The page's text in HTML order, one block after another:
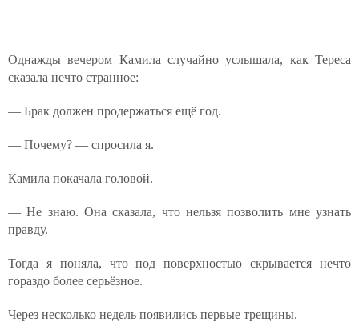
Однажды вечером Камила случайно услышала, как Тереса
сказала нечто странное:
— Брак должен продержаться ещё год.
— Почему? — спросила я.
Камила покачала головой.
— Не знаю. Она сказала, что нельзя позволить мне узнать
правду.
Тогда я поняла, что под поверхностью скрывается нечто
гораздо более серьёзное.
Через несколько недель появились первые трещины.